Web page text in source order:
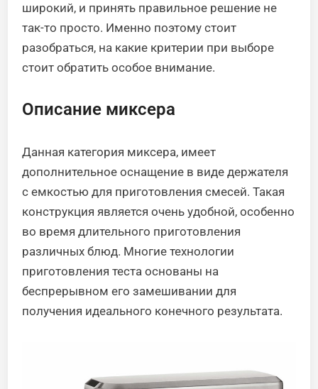
широкий, и принять правильное решение не
так-то просто. Именно поэтому стоит
разобраться, на какие критерии при выборе
стоит обратить особое внимание.
Описание миксера
Данная категория миксера, имеет
дополнительное оснащение в виде держателя
с емкостью для приготовления смесей. Такая
конструкция является очень удобной, особенно
во время длительного приготовления
различных блюд. Многие технологии
приготовления теста основаны на
беспрерывном его замешивании для
получения идеального конечного результата.